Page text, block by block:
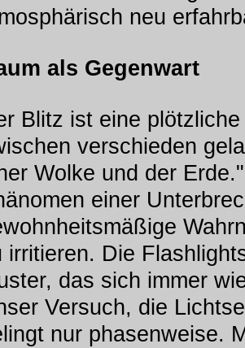
neu
als Gegenwart
Blitz ist eine
verschieden
Wolke und der
einer
irritieren. Die
das sich immer
Versuch, die
nur phasenweise.